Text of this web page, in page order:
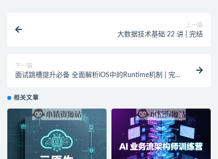
上一篇
大数据技术基础 22 讲 | 完结
下一篇
面试跳槽提升必备 全面解析iOS中的Runtime机制 | 完
相关文章